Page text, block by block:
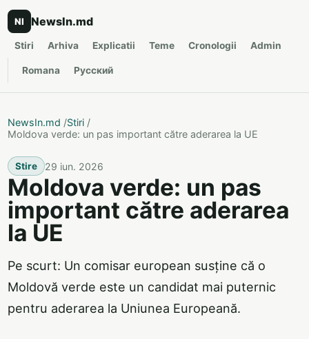
NI NewsIn.md
Stiri Arhiva Explicatii Teme Cronologii Admin
Romana Русский
NewsIn.md /Stiri /
Moldova verde: un pas important către aderarea la UE
Stire 29 iun. 2026
Moldova verde: un pas
important către aderarea
la UE
Pe scurt: Un comisar european susține că o
Moldovă verde este un candidat mai puternic
pentru aderarea la Uniunea Europeană.